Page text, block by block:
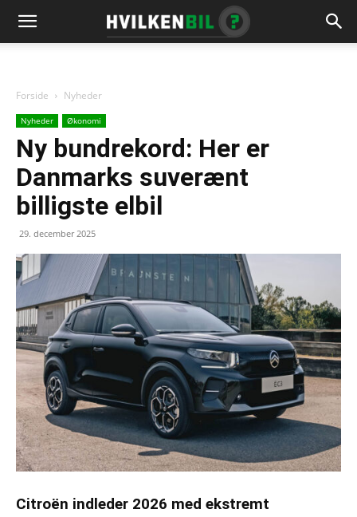
Forside Nyheder
Nyheder Økonomi
Ny bundrekord: Her er
Danmarks suverænt
billigste elbil
29. december 2025
Citroën indleder 2026 med ekstremt